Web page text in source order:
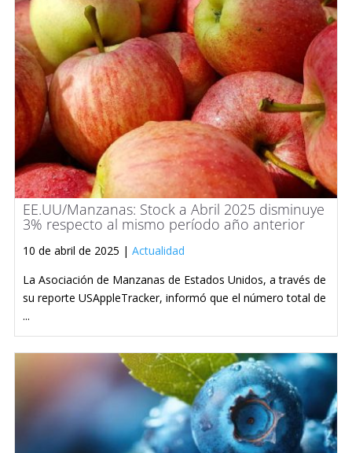
EE.UU/Manzanas: Stock a Abril 2025 disminuye
3% respecto al mismo período año anterior
10 de abril de 2025 | Actualidad
La Asociación de Manzanas de Estados Unidos, a través de
su reporte USAppleTracker, informó que el número total de
...